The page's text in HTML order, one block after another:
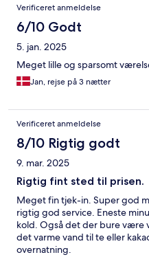
Verificeret anmeldelse
6/10 Godt
5. jan. 2025
Meget lille og sparsomt
Jan, rejse på 3 nætter
Verificeret anmeldelse
8/10 Rigtig godt
9. mar. 2025
Rigtig fint sted til prisen.
Meget fin tjek-in. Super god
rigtig god service. Eneste
kold. Også det der bure være
det varme vand til te eller
overnatning.